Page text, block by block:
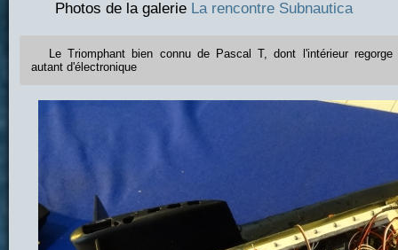
Photos de la galerie La rencontre Subnautica
Le Triomphant bien connu de Pascal T, dont l'intérieur regorge
autant d'électronique